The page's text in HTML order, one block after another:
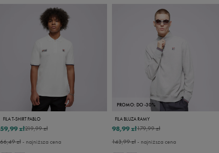
FILA T-SHIRT PABLO
219,99 zł
59,99 zł
66,49 zł- najniższa cena
PROMO: DO -30%
FILA BLUZA RAMY
179,99 zł
98,99 zł
143,99 zł- najniższa cena